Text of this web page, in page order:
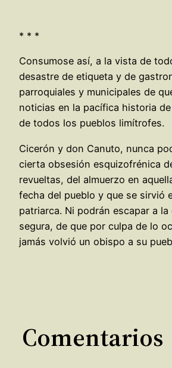
* * *
Consumose así, a la vista de
desastre de etiqueta y de
parroquiales y municipales de
noticias en la pacífica historia
de todos los pueblos limítrofes.
Cicerón y don Canuto, nunca
cierta obsesión esquizofrénica
revueltas, del almuerzo en
fecha del pueblo y que se sirvió
patriarca. Ni podrán escapar a
segura, de que por culpa de lo
jamás volvió un obispo a su
Comentarios